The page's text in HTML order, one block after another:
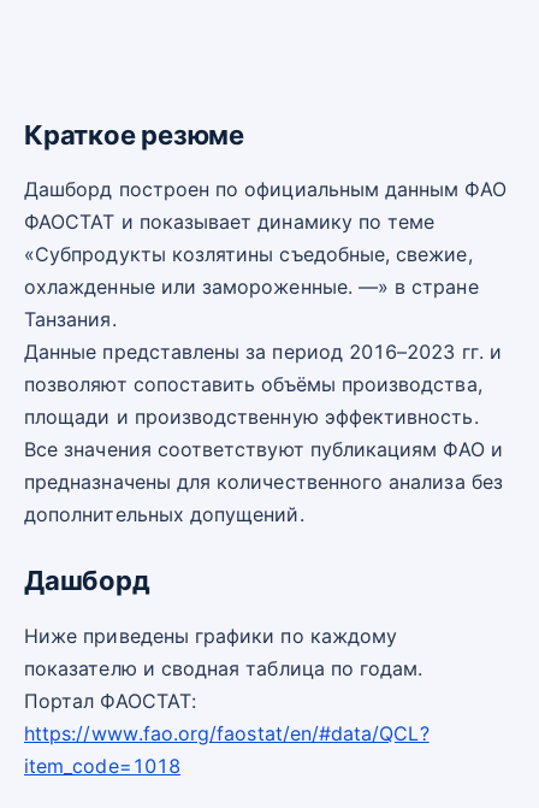
Краткое резюме
Дашборд построен по официальным данным ФАО
ФАОСТАТ и показывает динамику по теме
«Субпродукты козлятины съедобные, свежие,
охлажденные или замороженные. —» в стране
Танзания.
Данные представлены за период 2016–2023 гг. и
позволяют сопоставить объёмы производства,
площади и производственную эффективность.
Все значения соответствуют публикациям ФАО и
предназначены для количественного анализа без
дополнительных допущений.
Дашборд
Ниже приведены графики по каждому
показателю и сводная таблица по годам.
Портал ФАОСТАТ:
https://www.fao.org/faostat/en/#data/QCL?
item_code=1018